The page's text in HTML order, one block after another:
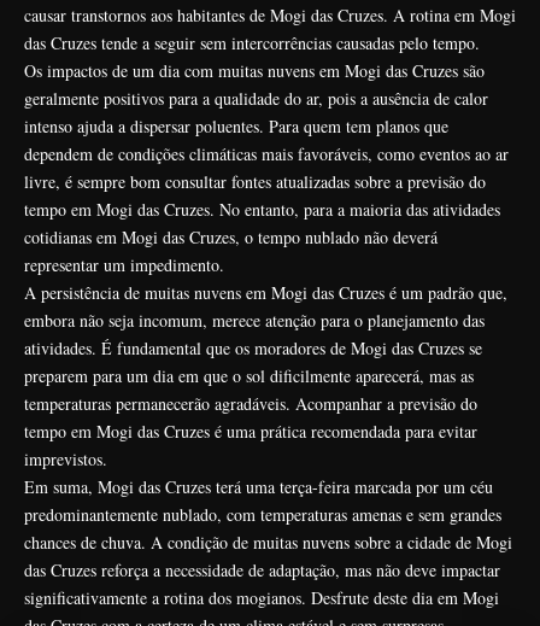
causar transtornos aos habitantes de Mogi das Cruzes. A rotina em Mogi
das Cruzes tende a seguir sem intercorrências causadas pelo tempo.
Os impactos de um dia com muitas nuvens em Mogi das Cruzes são
geralmente positivos para a qualidade do ar, pois a ausência de calor
intenso ajuda a dispersar poluentes. Para quem tem planos que
dependem de condições climáticas mais favoráveis, como eventos ao ar
livre, é sempre bom consultar fontes atualizadas sobre a previsão do
tempo em Mogi das Cruzes. No entanto, para a maioria das atividades
cotidianas em Mogi das Cruzes, o tempo nublado não deverá
representar um impedimento.
A persistência de muitas nuvens em Mogi das Cruzes é um padrão que,
embora não seja incomum, merece atenção para o planejamento das
atividades. É fundamental que os moradores de Mogi das Cruzes se
preparem para um dia em que o sol dificilmente aparecerá, mas as
temperaturas permanecerão agradáveis. Acompanhar a previsão do
tempo em Mogi das Cruzes é uma prática recomendada para evitar
imprevistos.
Em suma, Mogi das Cruzes terá uma terça-feira marcada por um céu
predominantemente nublado, com temperaturas amenas e sem grandes
chances de chuva. A condição de muitas nuvens sobre a cidade de Mogi
das Cruzes reforça a necessidade de adaptação, mas não deve impactar
significativamente a rotina dos mogianos. Desfrute deste dia em Mogi